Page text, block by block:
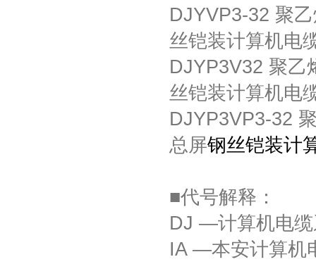
DJYVP3-32 聚
丝铠装计算机电
DJYP3V32 聚乙
丝铠装计算机电
DJYP3VP3-32
总屏钢丝铠装计
■代号解释：
DJ —计算机电缆
IA —本安计算机